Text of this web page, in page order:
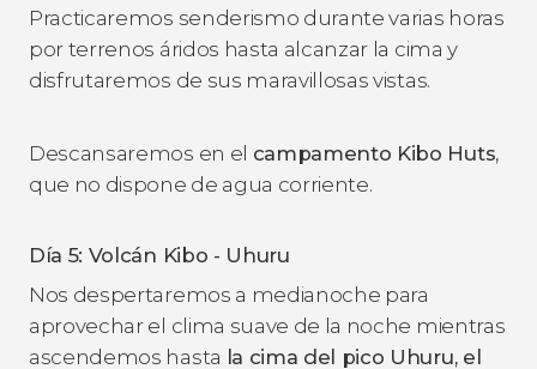
Practicaremos senderismo durante varias horas
por terrenos áridos hasta alcanzar la cima y
disfrutaremos de sus maravillosas vistas.
Descansaremos en el campamento Kibo Huts,
que no dispone de agua corriente.
Día 5: Volcán Kibo - Uhuru
Nos despertaremos a medianoche para
aprovechar el clima suave de la noche mientras
ascendemos hasta la cima del pico Uhuru, el